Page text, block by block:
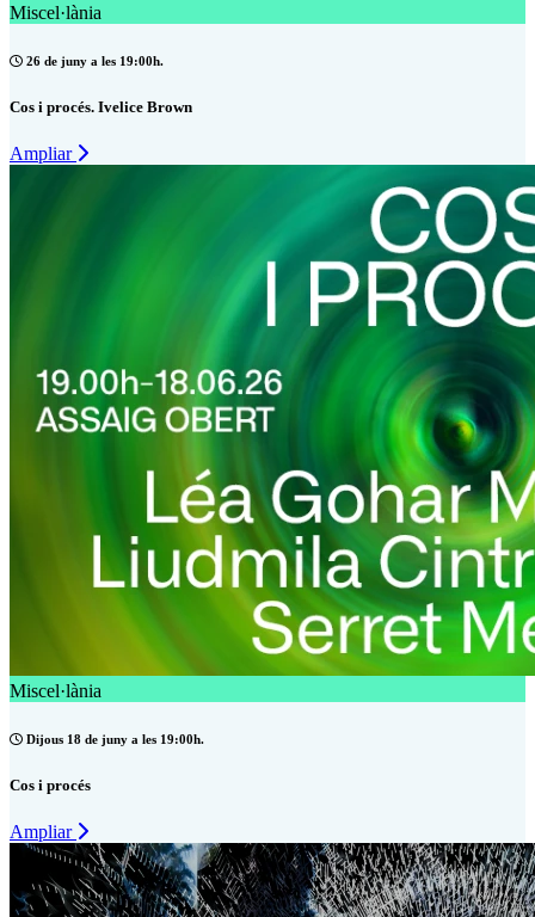
Miscel·lània
26 de juny a les 19:00h.
Cos i procés. Ivelice Brown
Ampliar
Miscel·lània
Dijous 18 de juny a les 19:00h.
Cos i procés
Ampliar